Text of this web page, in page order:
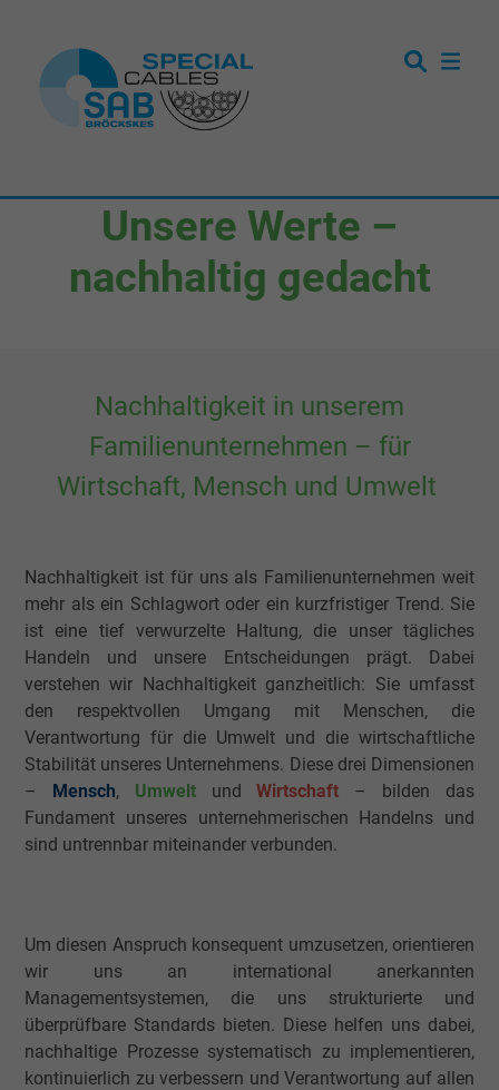
Unsere Werte –
nachhaltig gedacht
Nachhaltigkeit in unserem
Familienunternehmen – für
Wirtschaft, Mensch und Umwelt
Nachhaltigkeit ist für uns als Familienunternehmen weit
mehr als ein Schlagwort oder ein kurzfristiger Trend. Sie
ist eine tief verwurzelte Haltung, die unser tägliches
Handeln und unsere Entscheidungen prägt. Dabei
verstehen wir Nachhaltigkeit ganzheitlich: Sie umfasst
den respektvollen Umgang mit Menschen, die
Verantwortung für die Umwelt und die wirtschaftliche
Stabilität unseres Unternehmens. Diese drei Dimensionen
– Mensch, Umwelt undWirtschaft – bilden das
Fundament unseres unternehmerischen Handelns und
sind untrennbar miteinander verbunden.
Um diesen Anspruch konsequent umzusetzen, orientieren
wir uns an international anerkannten
Managementsystemen, die uns strukturierte und
überprüfbare Standards bieten. Diese helfen uns dabei,
nachhaltige Prozesse systematisch zu implementieren,
kontinuierlich zu verbessern und Verantwortung auf allen